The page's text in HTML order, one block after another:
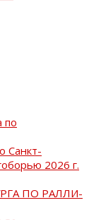
по
Санкт-
2026 г.
ПО РАЛЛИ-